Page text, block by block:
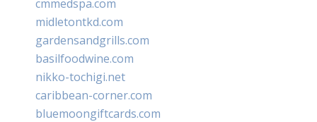
cmmedspa.com
midletontkd.com
gardensandgrills.com
basilfoodwine.com
nikko-tochigi.net
caribbean-corner.com
bluemoongiftcards.com